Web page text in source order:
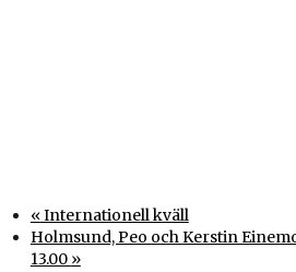
«Internationell kväll
Holmsund, Peo och Kerstin
13.00 »